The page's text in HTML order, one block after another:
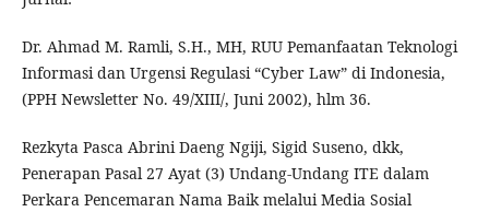
Dr. Ahmad M. Ramli, S.H., MH, RUU Pemanfaatan Teknologi
Informasi dan Urgensi Regulasi “Cyber Law” di Indonesia,
(PPH Newsletter No. 49/XIII/, Juni 2002), hlm 36.
Rezkyta Pasca Abrini Daeng Ngiji, Sigid Suseno, dkk,
Penerapan Pasal 27 Ayat (3) Undang-Undang ITE dalam
Perkara Pencemaran Nama Baik melalui Media Sosial